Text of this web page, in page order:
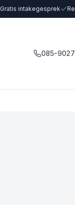
Gratis intakegesprek
085-